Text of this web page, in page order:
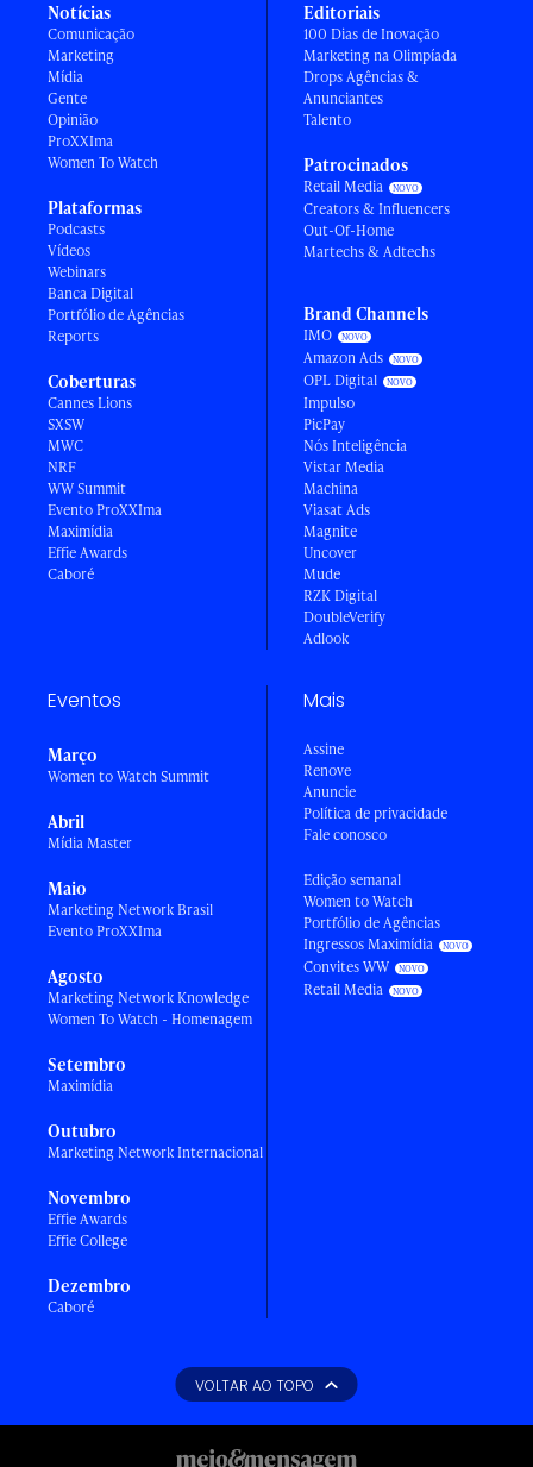
Notícias
Comunicação
Marketing
Mídia
Gente
Opinião
ProXXIma
Women To Watch
Plataformas
Podcasts
Vídeos
Webinars
Banca Digital
Portfólio de Agências
Reports
Coberturas
Cannes Lions
SXSW
MWC
NRF
WW Summit
Evento ProXXIma
Maximídia
Effie Awards
Caboré
Editoriais
100 Dias de Inovação
Marketing na Olimpíada
Drops Agências &
Anunciantes
Talento
Patrocinados
Retail Media
Creators & Influencers
Out-Of-Home
Martechs & Adtechs
Brand Channels
IMO
Amazon Ads
OPL Digital
Impulso
PicPay
Nós Inteligência
Vistar Media
Machina
Viasat Ads
Magnite
Uncover
Mude
RZK Digital
DoubleVerify
Adlook
Eventos
Março
Women to Watch Summit
Abril
Mídia Master
Maio
Marketing Network Brasil
Evento ProXXIma
Agosto
Marketing Network Knowledge
Women To Watch - Homenagem
Setembro
Maximídia
Outubro
Marketing Network Internacional
Novembro
Effie Awards
Effie College
Dezembro
Caboré
Mais
Assine
Renove
Anuncie
Política de privacidade
Fale conosco
Edição semanal
Women to Watch
Portfólio de Agências
Ingressos Maximídia
Convites WW
Retail Media
VOLTAR AO TOPO